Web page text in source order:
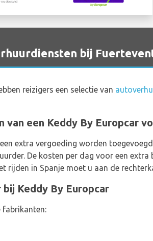
bij
reizigers een selectie van
van een Keddy By Europcar
extra vergoeding worden
De kosten per dag voor een extra
rijden in Spanje moet u aan de
Keddy By Europcar
fabrikanten: